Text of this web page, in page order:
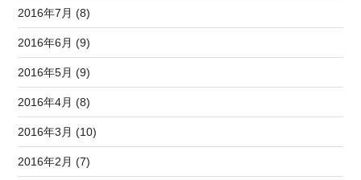
2016年7月 (8)
2016年6月 (9)
2016年5月 (9)
2016年4月 (8)
2016年3月 (10)
2016年2月 (7)